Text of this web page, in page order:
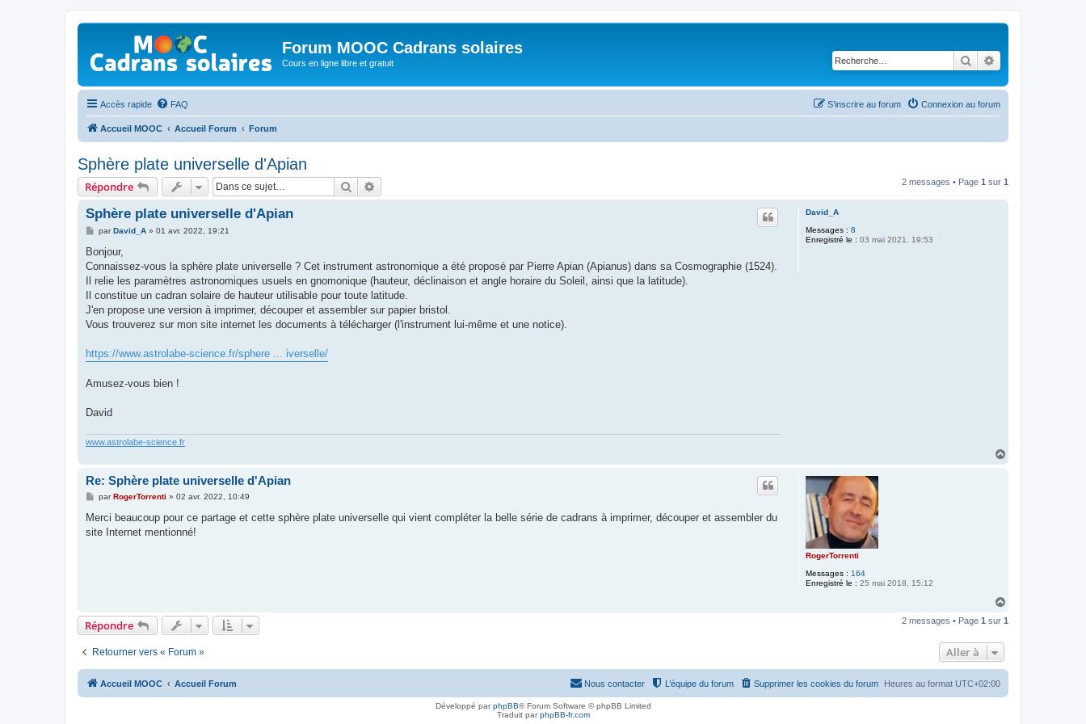
Forum MOOC Cadrans solaires
Cours en ligne libre et gratuit Rechercher
Accès rapide FAQ Connexion au forum
S’inscrire au forum
Accueil MOOC Accueil Forum Forum
Sphère plate universelle d'Apian
Répondre Rechercher 2 messages • Page 1 sur 1
David_A
Messages : 8
Enregistré le : 03 mai 2021, 19:53
Sphère plate universelle d'Apian
M
s
a
g
parDavid_A» 01 avr. 2022, 19:21
Bonjour,
Connaissez-vous la sphère plate universelle ? Cet instrument astronomique a été proposé par Pierre Apian (Apianus) dans sa Cosmographie (1524).
Il relie les paramètres astronomiques usuels en gnomonique (hauteur, déclinaison et angle horaire du Soleil, ainsi que la latitude).
Il constitue un cadran solaire de hauteur utilisable pour toute latitude.
J'en propose une version à imprimer, découper et assembler sur papier bristol.
Vous trouverez sur mon site internet les documents à télécharger (l'instrument lui-même et une notice).
https://www.astrolabe-science.fr/sphere ... iverselle/
Amusez-vous bien !
David
www.astrolabe-science.fr
RogerTorrenti
Messages : 164
Enregistré le : 25 mai 2018, 15:12
Re: Sphère plate universelle d'Apian
M
s
a
parRogerTorrenti » 02 avr. 2022, 10:49
Merci beaucoup pour ce partage et cette sphère plate universelle qui vient compléter la belle série de cadrans à imprimer, découper et assembler du
site Internet mentionné!
u
Répondre 2 messages • Page 1 sur 1
Retourner vers « Forum » Aller à
Accueil MOOC Accueil Forum Heures au format UTC+02:00
Supprimer les cookies du forum
L’équipe du forum
Nous contacter
Développé parphpBB® Forum Software © phpBB Limited
Traduit parphpBB-fr.com